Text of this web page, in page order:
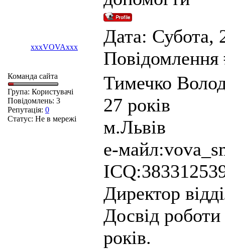
xxxVOVAxxx
Дата: Субота,
Команда сайта
Група: Користувачі
Повідомлень: 3
Репутація: 0
Статус: Не в мережі
Тимечко
27 років
м.Львів
е-
Директор
Досвід роботи
років.